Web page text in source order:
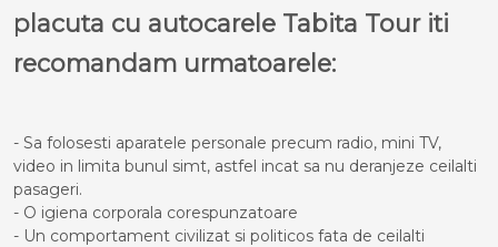
placuta cu autocarele Tabita Tour iti
recomandam urmatoarele:
- Sa folosesti aparatele personale precum radio, mini TV,
video in limita bunul simt, astfel incat sa nu deranjeze ceilalti
pasageri.
- O igiena corporala corespunzatoare
- Un comportament civilizat si politicos fata de ceilalti